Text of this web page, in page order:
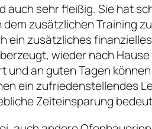
sehr fleißig. Sie hat
dem zusätzlichen
ein zusätzliches
wieder nach
an guten Tagen
ein zufriedenstellendes
Zeiteinsparung